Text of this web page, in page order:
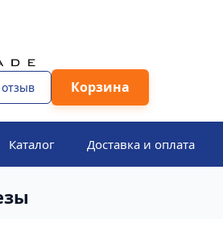
Корзина
Каталог Доставка и оплата